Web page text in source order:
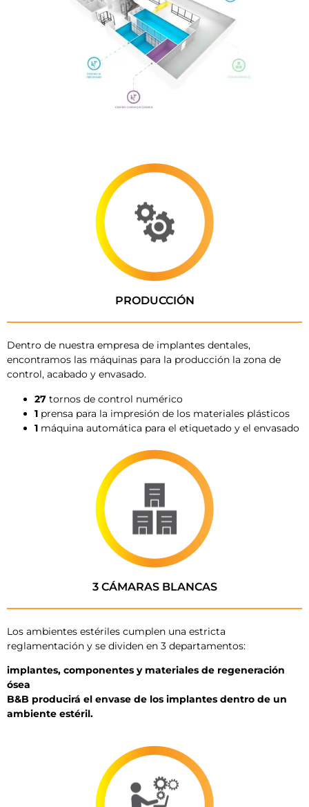
PRODUCCIÓN
Dentro de nuestra empresa de implantes dentales,
encontramos las máquinas para la producción la zona de
control, acabado y envasado.
27 tornos de control numérico
1 prensa para la impresión de los materiales plásticos
1 máquina automática para el etiquetado y el envasado
3 CÁMARAS BLANCAS
Los ambientes estériles cumplen una estricta
reglamentación y se dividen en 3 departamentos:
implantes, componentes y materiales de regeneración
ósea
B&B producirá el envase de los implantes dentro de un
ambiente estéril.